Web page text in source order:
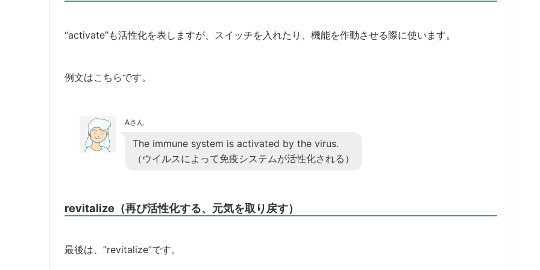
“activate”も活性化を表しますが、スイッチを入れたり、機能を作動させる際に使います。
例文はこちらです。
Aさん
The immune system is activated by the virus.
（ウイルスによって免疫システムが活性化される）
revitalize（再び活性化する、元気を取り戻す）
最後は、”revitalize”です。